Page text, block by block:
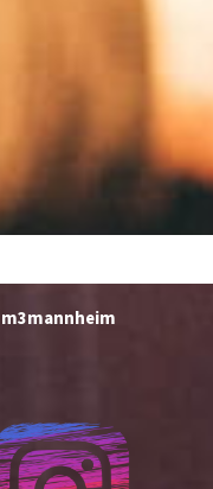
m3mannheim